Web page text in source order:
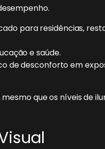
para residências,
e saúde.
de desconforto em
que os níveis de